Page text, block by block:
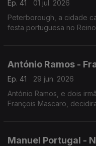
Ep. 41
01 jul. 2026
Peterborough, a cidade
festa portuguesa no
António Ramos -
Ep. 41
29 jun. 2026
António Ramos, e dois
François Mascaro,
Manuel Portugal -